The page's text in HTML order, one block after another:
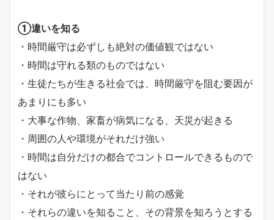
①違いを知る
・時間厳守は必ずしも絶対の価値観ではない
・時間は守れる類のものではない
・生徒たちが生きる社会では、時間厳守を阻む要因が
あまりにも多い
・大事な作物、家畜が病気になる、天災が起きる
・周囲の人や環境がそれだけ強い
・時間は自分だけの都合でコントロールできるもので
はない
・それが彼らにとって当たり前の感覚
・それらの違いを知ること、その背景を知ろうとする